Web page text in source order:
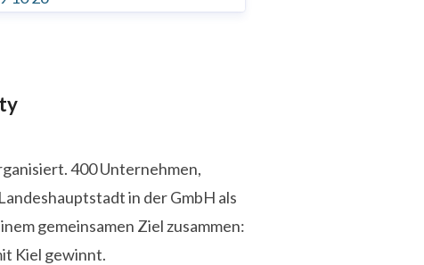
400 Unternehmen,
in der GmbH als
gemeinsamen Ziel zusammen:
Kiel gewinnt.